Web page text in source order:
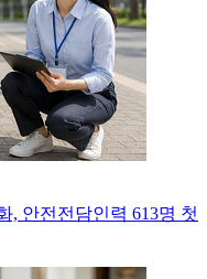
, 안전전담인력 613명 첫